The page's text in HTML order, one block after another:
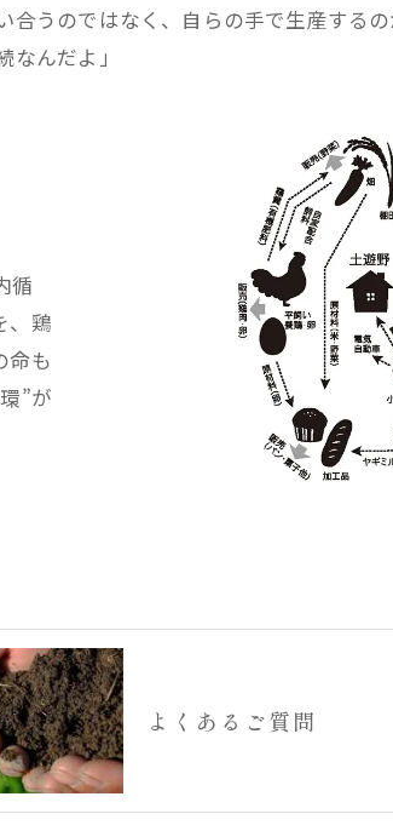
合うのではなく、自らの手で生産するの
なんだよ」
循
、鶏
命も
”が
よくあるご質問